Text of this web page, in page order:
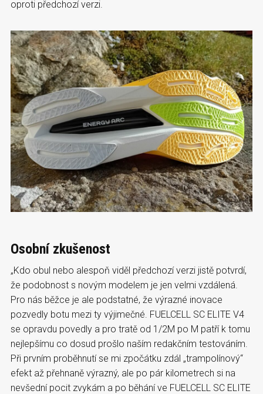
oproti předchozí verzi.
Osobní zkušenost
„Kdo obul nebo alespoň viděl předchozí verzi jistě potvrdí,
že podobnost s novým modelem je jen velmi vzdálená.
Pro nás běžce je ale podstatné, že výrazné inovace
pozvedly botu mezi ty výjimečné. FUELCELL SC ELITE V4
se opravdu povedly a pro tratě od 1/2M po M patří k tomu
nejlepšímu co dosud prošlo naším redakčním testováním.
Při prvním proběhnutí se mi zpočátku zdál „trampolínový“
efekt až přehnaně výrazný, ale po pár kilometrech si na
nevšední pocit zvykám a po běhání ve FUELCELL SC ELITE